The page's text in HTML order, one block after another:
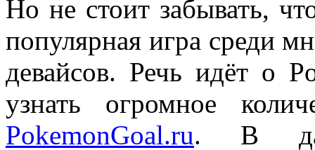
Но не стоит забывать,
популярная игра среди
девайсов. Речь идёт о
узнать огромное
PokemonGoal.ru. В